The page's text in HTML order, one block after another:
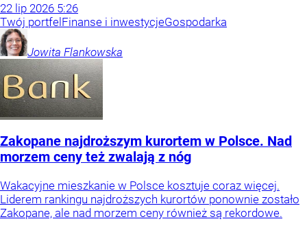
22 lip 2026 5:26
Twój portfelFinanse i inwestycjeGospodarka
Jowita Flankowska
Zakopane najdroższym kurortem w Polsce. Nad
morzem ceny też zwalają z nóg
Wakacyjne mieszkanie w Polsce kosztuje coraz więcej.
Liderem rankingu najdroższych kurortów ponownie zostało
Zakopane, ale nad morzem ceny również są rekordowe.